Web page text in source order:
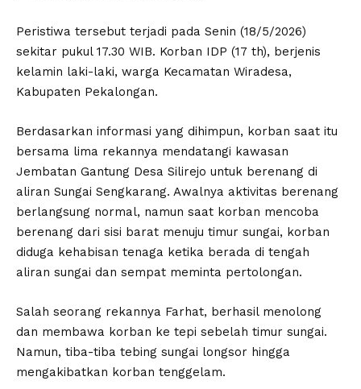
Peristiwa tersebut terjadi pada Senin (18/5/2026)
sekitar pukul 17.30 WIB. Korban IDP (17 th), berjenis
kelamin laki-laki, warga Kecamatan Wiradesa,
Kabupaten Pekalongan.
Berdasarkan informasi yang dihimpun, korban saat itu
bersama lima rekannya mendatangi kawasan
Jembatan Gantung Desa Silirejo untuk berenang di
aliran Sungai Sengkarang. Awalnya aktivitas berenang
berlangsung normal, namun saat korban mencoba
berenang dari sisi barat menuju timur sungai, korban
diduga kehabisan tenaga ketika berada di tengah
aliran sungai dan sempat meminta pertolongan.
Salah seorang rekannya Farhat, berhasil menolong
dan membawa korban ke tepi sebelah timur sungai.
Namun, tiba-tiba tebing sungai longsor hingga
mengakibatkan korban tenggelam.